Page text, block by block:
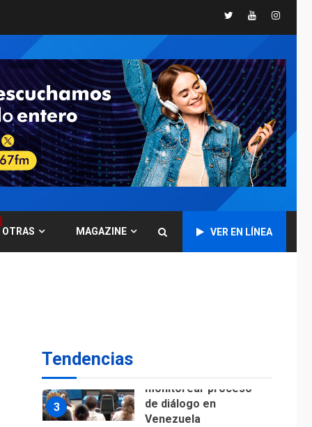
TwitterYoutube
OTRAS MAGAZINE VER EN LÍNEA
Tendencias
7
GUERRA EN EL MUNDO
Ucrania y Rusia
intensifican
ofensivas de largo
alcance
NACIONALES
TITULARES
ÚLTIMA HORA
Instalan carpas
metálicas como
terminales
Aeropuerto de
3
monitorear proceso
de diálogo en
Venezuela